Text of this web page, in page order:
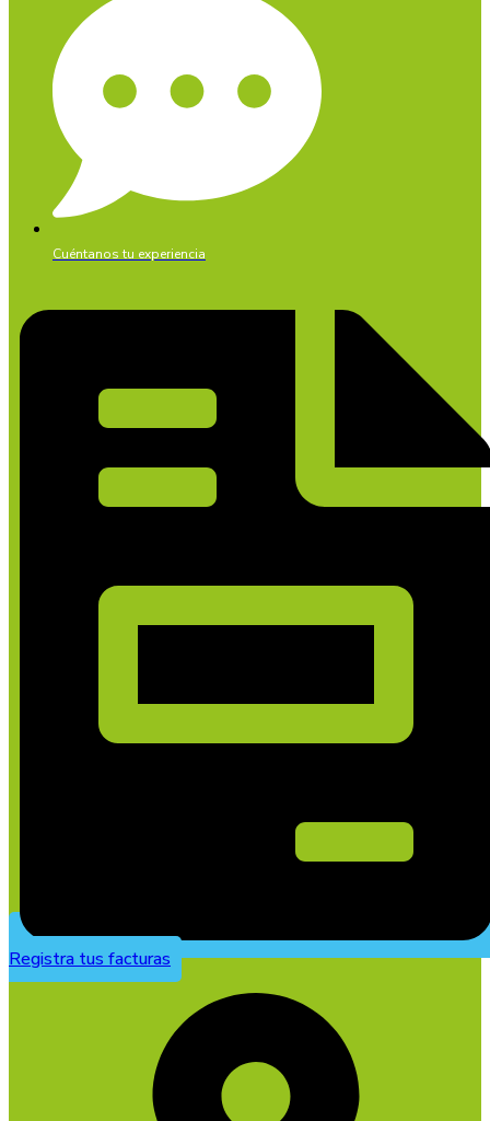
Cuéntanos tu experiencia
Registra tus facturas